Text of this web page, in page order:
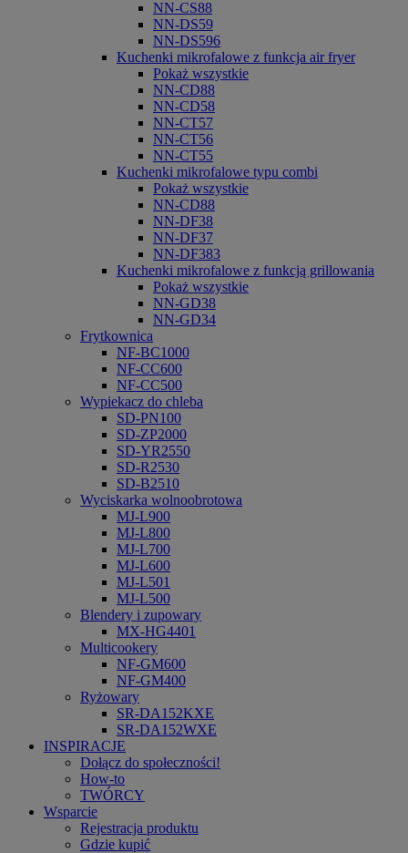
NN-CS88
NN-DS59
NN-DS596
Kuchenki mikrofalowe z funkcja air fryer
Pokaż wszystkie
NN-CD88
NN-CD58
NN-CT57
NN-CT56
NN-CT55
Kuchenki mikrofalowe typu combi
Pokaż wszystkie
NN-CD88
NN-DF38
NN-DF37
NN-DF383
Kuchenki mikrofalowe z funkcją grillowania
Pokaż wszystkie
NN-GD38
NN-GD34
Frytkownica
NF-BC1000
NF-CC600
NF-CC500
Wypiekacz do chleba
SD-PN100
SD-ZP2000
SD-YR2550
SD-R2530
SD-B2510
Wyciskarka wolnoobrotowa
MJ-L900
MJ-L800
MJ-L700
MJ-L600
MJ-L501
MJ-L500
Blendery i zupowary
MX-HG4401
Multicookery
NF-GM600
NF-GM400
Ryżowary
SR-DA152KXE
SR-DA152WXE
INSPIRACJE
Dołącz do społeczności!
How-to
TWÓRCY
Wsparcie
Rejestracja produktu
Gdzie kupić